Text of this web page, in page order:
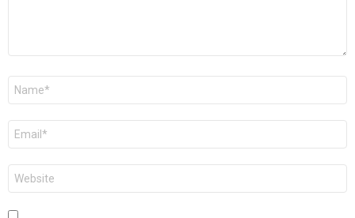
Name
Email
Website